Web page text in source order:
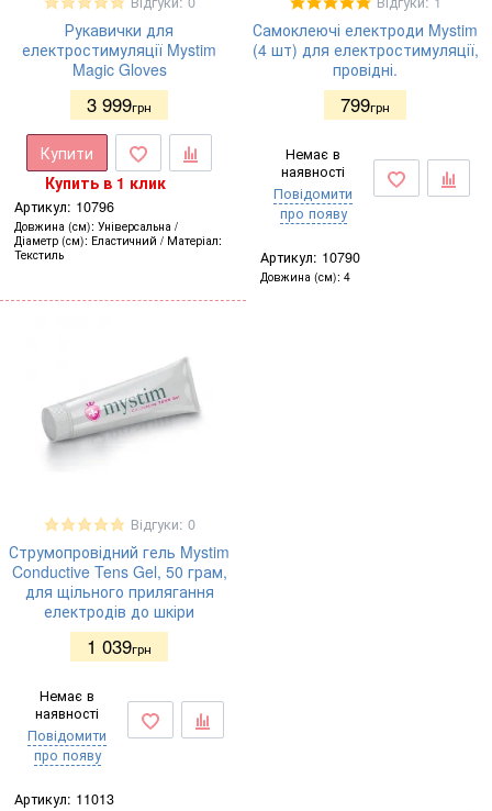
Рукавички для
електростимуляції Mystim
Magic Gloves
3 999грн
Купити
Купить в 1 клик
Артикул: 10796
Довжина (см) Універсальна
Діаметр (см) Еластичний
Матеріал
Текстиль
Самоклеючі електроди Mystim
(4 шт) для електростимуляції,
провідні.
799грн
Немає в
наявності
Повідомити
про появу
Артикул: 10790
Довжина (см) 4
Відгуки: 0
Струмопровідний гель Mystim
Conductive Tens Gel, 50 грам,
для щільного прилягання
електродів до шкіри
1 039грн
Немає в
наявності
Повідомити
про появу
Артикул: 11013